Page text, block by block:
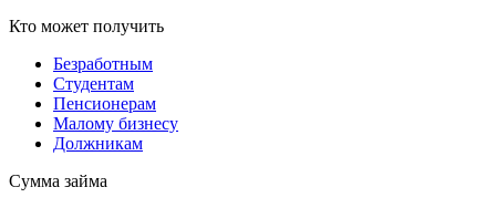
Кто может получить
Безработным
Студентам
Пенсионерам
Малому бизнесу
Должникам
Сумма займа